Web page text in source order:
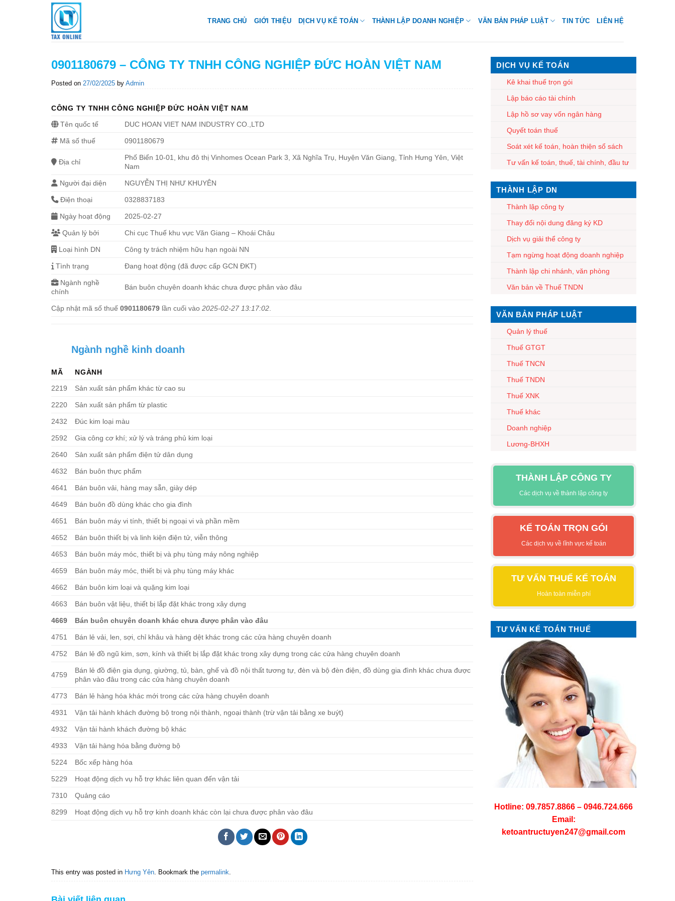
TRANG CHỦ GIỚI THIỆU DỊCH VỤ KẾ TOÁN THÀNH LẬP DOANH NGHIỆP VĂN BẢN PHÁP LUẬT TIN TỨC LIÊN HỆ
0901180679 – CÔNG TY TNHH CÔNG NGHIỆP ĐỨC HOÀN VIỆT NAM
Posted on 27/02/2025 by Admin
CÔNG TY TNHH CÔNG NGHIỆP ĐỨC HOÀN VIỆT NAM
Tên quốc tế
DUC HOAN VIET NAM INDUSTRY CO.,LTD
Mã số thuế 0901180679
Địa chỉ
Phố Biển 10-01, khu đô thị Vinhomes Ocean Park 3, Xã Nghĩa Trụ, Huyện Văn Giang, Tỉnh Hưng Yên, Việt
Nam
Người đại diện NGUYỄN THỊ NHƯ KHUYÊN
Điện thoại 0328837183
Ngày hoạt động 2025-02-27
Quản lý bởi Chi cục Thuế khu vực Văn Giang – Khoái Châu
Loại hình DN Công ty trách nhiệm hữu hạn ngoài NN
Tình trạng Đang hoạt động (đã được cấp GCN ĐKT)
Ngành nghề
chính
Bán buôn chuyên doanh khác chưa được phân vào đâu
Cập nhật mã số thuế 0901180679 lần cuối vào 2025-02-27 13:17:02
Ngành nghề kinh doanh
MÃ
NGÀNH
2219
Sản xuất sản phẩm khác từ cao su
2220 Sản xuất sản phẩm từ plastic
2432 Đúc kim loại màu
2592 Gia công cơ khí; xử lý và tráng phủ kim loại
2640 Sản xuất sản phẩm điện tử dân dụng
4632 Bán buôn thực phẩm
4641 Bán buôn vải, hàng may sẵn, giày dép
4649 Bán buôn đồ dùng khác cho gia đình
4651 Bán buôn máy vi tính, thiết bị ngoại vi và phần mềm
4652 Bán buôn thiết bị và linh kiện điện tử, viễn thông
4653 Bán buôn máy móc, thiết bị và phụ tùng máy nông nghiệp
4659 Bán buôn máy móc, thiết bị và phụ tùng máy khác
4662 Bán buôn kim loại và quặng kim loại
4663 Bán buôn vật liệu, thiết bị lắp đặt khác trong xây dựng
4669 Bán buôn chuyên doanh khác chưa được phân vào đâu
4751 Bán lẻ vải, len, sợi, chỉ khâu và hàng dệt khác trong các cửa hàng chuyên doanh
4752 Bán lẻ đồ ngũ kim, sơn, kính và thiết bị lắp đặt khác trong xây dựng trong các cửa hàng chuyên doanh
4759
Bán lẻ đồ điện gia dụng, giường, tủ, bàn, ghế và đồ nội thất tương tự, đèn và bộ đèn điện, đồ dùng gia đình khác chưa được
phân vào đâu trong các cửa hàng chuyên doanh
4773 Bán lẻ hàng hóa khác mới trong các cửa hàng chuyên doanh
4931 Vận tải hành khách đường bộ trong nội thành, ngoại thành (trừ vận tải bằng xe buýt)
4932 Vận tải hành khách đường bộ khác
4933 Vận tải hàng hóa bằng đường bộ
5224 Bốc xếp hàng hóa
5229 Hoạt động dịch vụ hỗ trợ khác liên quan đến vận tải
7310 Quảng cáo
8299 Hoạt động dịch vụ hỗ trợ kinh doanh khác còn lại chưa được phân vào đâu
This entry was posted in Hưng Yên . Bookmark the permalink
DỊCH VỤ KẾ TOÁN
Kê khai thuế trọn gói
Lập báo cáo tài chính
Lập hồ sơ vay vốn ngân hàng
Quyết toán thuế
Soát xét kế toán, hoàn thiện sổ sách
Tư vấn kế toán, thuế, tài chính, đầu tư
THÀNH LẬP DN
Thành lập công ty
Thay đổi nội dung đăng ký KD
Dịch vụ giải thể công ty
Tạm ngừng hoạt động doanh nghiệp
Thành lập chi nhánh, văn phòng
Văn bản về Thuế TNDN
VĂN BẢN PHÁP LUẬT
Quản lý thuế
Thuế GTGT
Thuế TNCN
Thuế TNDN
Thuế XNK
Thuế khác
Doanh nghiệp
Lương-BHXH
THÀNH LẬP CÔNG TY
Các dịch vụ về thành lập công ty
KẾ TOÁN TRỌN GÓI
Các dịch vụ về lĩnh vực kế toán
TƯ VẤN THUẾ KẾ TOÁN
Hoàn toàn miễn phí
TƯ VẤN KẾ TOÁN THUẾ
Hotline: 09.7857.8866 – 0946.724.666
Email:
ketoantructuyen247@gmail.com